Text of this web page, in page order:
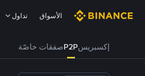
الأسواق تداول
إكسبريسP2Pصفقات خاصّة